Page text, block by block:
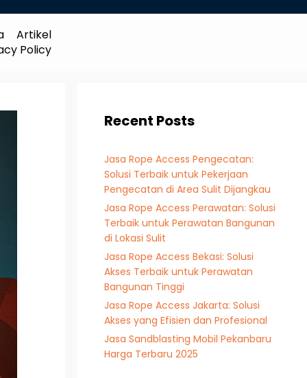
Artikel
Policy
Recent Posts
Jasa Rope Access Pengecatan:
Solusi Terbaik untuk Pekerjaan
Pengecatan di Area Sulit Dijangkau
Jasa Rope Access Perawatan: Solusi
Terbaik untuk Perawatan Bangunan
di Lokasi Sulit
Jasa Rope Access Bekasi: Solusi
Akses Terbaik untuk Perawatan
Bangunan Tinggi
Jasa Rope Access Jakarta: Solusi
Akses yang Efisien dan Profesional
Jasa Sandblasting Mobil Pekanbaru
Harga Terbaru 2025